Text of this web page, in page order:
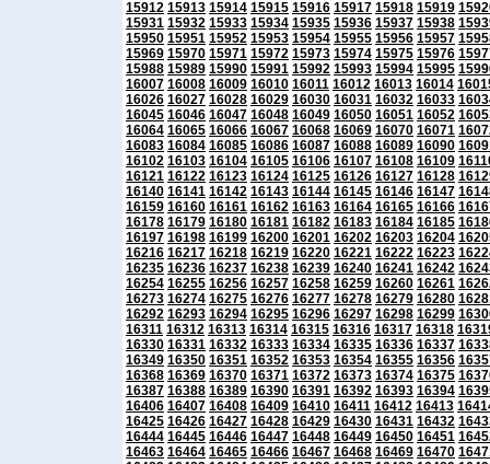
15912 15913 15914 15915 15916 15917 15918 15919
15931 15932 15933 15934 15935 15936 15937 15938
15950 15951 15952 15953 15954 15955 15956 15957
15969 15970 15971 15972 15973 15974 15975 15976
15988 15989 15990 15991 15992 15993 15994 15995
16007 16008 16009 16010 16011 16012 16013 16014
16026 16027 16028 16029 16030 16031 16032 16033
16045 16046 16047 16048 16049 16050 16051 16052
16064 16065 16066 16067 16068 16069 16070 16071
16083 16084 16085 16086 16087 16088 16089 16090
16102 16103 16104 16105 16106 16107 16108 16109
16121 16122 16123 16124 16125 16126 16127 16128
16140 16141 16142 16143 16144 16145 16146 16147
16159 16160 16161 16162 16163 16164 16165 16166
16178 16179 16180 16181 16182 16183 16184 16185
16197 16198 16199 16200 16201 16202 16203 16204
16216 16217 16218 16219 16220 16221 16222 16223
16235 16236 16237 16238 16239 16240 16241 16242
16254 16255 16256 16257 16258 16259 16260 16261
16273 16274 16275 16276 16277 16278 16279 16280
16292 16293 16294 16295 16296 16297 16298 16299
16311 16312 16313 16314 16315 16316 16317 16318
16330 16331 16332 16333 16334 16335 16336 16337
16349 16350 16351 16352 16353 16354 16355 16356
16368 16369 16370 16371 16372 16373 16374 16375
16387 16388 16389 16390 16391 16392 16393 16394
16406 16407 16408 16409 16410 16411 16412 16413
16425 16426 16427 16428 16429 16430 16431 16432
16444 16445 16446 16447 16448 16449 16450 16451
16463 16464 16465 16466 16467 16468 16469 16470